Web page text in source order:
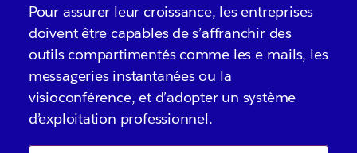
Pour assurer leur croissance, les entreprises
doivent être capables de s’affranchir des
outils compartimentés comme les e-mails, les
messageries instantanées ou la
visioconférence, et d’adopter un système
d’exploitation professionnel.